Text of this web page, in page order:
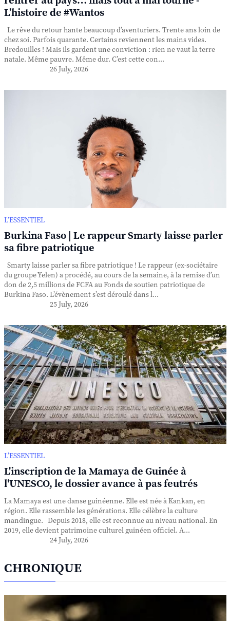
L’histoire de #Wantos
Le rêve du retour hante beaucoup d’aventuriers. Trente ans loin de
chez soi. Parfois quarante. Certains reviennent les mains vides.
Bredouilles ! Mais ils gardent une conviction : rien ne vaut la terre
natale. Même pauvre. Même dur. C’est cette con...
26 July, 2026
L’ESSENTIEL
Burkina Faso | Le rappeur Smarty laisse parler
sa fibre patriotique
Smarty laisse parler sa fibre patriotique ! Le rappeur (ex-sociétaire
du groupe Yelen) a procédé, au cours de la semaine, à la remise d’un
don de 2,5 millions de FCFA au Fonds de soutien patriotique de
Burkina Faso. L’évènement s’est déroulé dans l...
25 July, 2026
L’ESSENTIEL
L'inscription de la Mamaya de Guinée à
l'UNESCO, le dossier avance à pas feutrés
La Mamaya est une danse guinéenne. Elle est née à Kankan, en
région. Elle rassemble les générations. Elle célèbre la culture
mandingue. Depuis 2018, elle est reconnue au niveau national. En
2019, elle devient patrimoine culturel guinéen officiel. A...
24 July, 2026
CHRONIQUE